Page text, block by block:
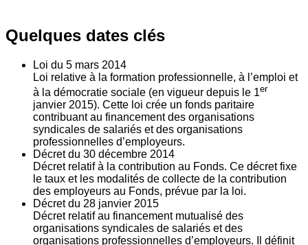
Quelques dates clés
Loi du 5 mars 2014
Loi relative à la formation professionnelle, à l’emploi et
à la démocratie sociale (en vigueur depuis le 1er
janvier 2015). Cette loi crée un fonds paritaire
contribuant au financement des organisations
syndicales de salariés et des organisations
professionnelles d’employeurs.
Décret du 30 décembre 2014
Décret relatif à la contribution au Fonds. Ce décret fixe
le taux et les modalités de collecte de la contribution
des employeurs au Fonds, prévue par la loi.
Décret du 28 janvier 2015
Décret relatif au financement mutualisé des
organisations syndicales de salariés et des
organisations professionnelles d’employeurs. Il définit